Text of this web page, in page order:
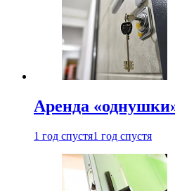
Аренда
1 год спустя1 год спустя